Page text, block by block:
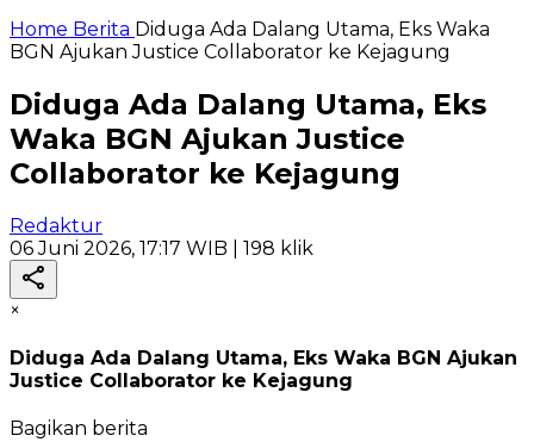
Home Berita Diduga Ada Dalang Utama, Eks Waka
BGN Ajukan Justice Collaborator ke Kejagung
Diduga Ada Dalang Utama, Eks
Waka BGN Ajukan Justice
Collaborator ke Kejagung
Redaktur
06 Juni 2026, 17:17 WIB | 198 klik
×
Diduga Ada Dalang Utama, Eks Waka BGN Ajukan
Justice Collaborator ke Kejagung
Bagikan berita